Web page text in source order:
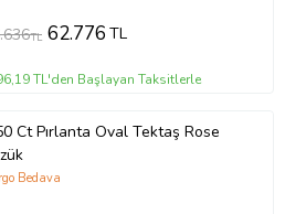
TL 62.776TL
TL'den Başlayan Taksitlerle
Ct Pırlanta Oval Tektaş Rose
Bedava